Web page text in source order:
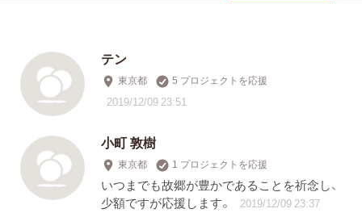
テン
東京都 5 プロジェクトを応援
2019/12/09 23:51
小町 敦樹
東京都 1 プロジェクトを応援
いつまでも故郷が豊かであることを祈念し、
少額ですが応援します。
2019/12/09 23:37